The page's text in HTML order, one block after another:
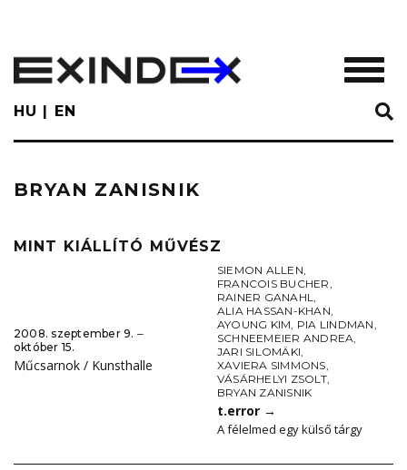
main
content
HU EN
BRYAN ZANISNIK
MINT KIÁLLÍTÓ MŰVÉSZ
2008. szeptember 9. ‒
október 15.
Műcsarnok / Kunsthalle
SIEMON ALLEN,
FRANCOIS BUCHER,
RAINER GANAHL,
ALIA HASSAN-KHAN,
AYOUNG KIM, PIA LINDMAN,
SCHNEEMEIER ANDREA,
JARI SILOMÄKI,
XAVIERA SIMMONS,
VÁSÁRHELYI ZSOLT,
BRYAN ZANISNIK
t.error →
A félelmed egy külső tárgy